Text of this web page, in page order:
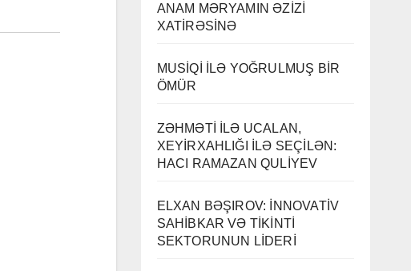
ANAM MƏRYAMIN ƏZİZİ
XATİRƏSİNƏ
MUSİQİ İLƏ YOĞRULMUŞ BİR
ÖMÜR
ZƏHMƏTİ İLƏ UCALAN,
XEYİRXAHLIĞI İLƏ SEÇİLƏN:
HACI RAMAZAN QULİYEV
ELXAN BƏŞIROV: İNNOVATİV
SAHİBKAR VƏ TİKİNTİ
SEKTORUNUN LİDERİ